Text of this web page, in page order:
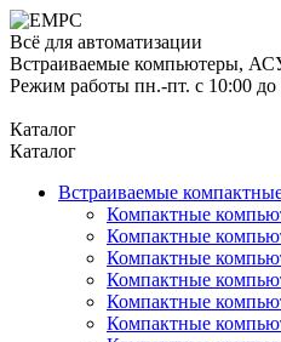
Всё для автоматизации
Встраиваемые компьютеры,
Режим работы пн.-пт. с 10:00 до
Каталог
Каталог
Встраиваемые
Компактные
Компактные
Компактные
Компактные
Компактные
Компактные